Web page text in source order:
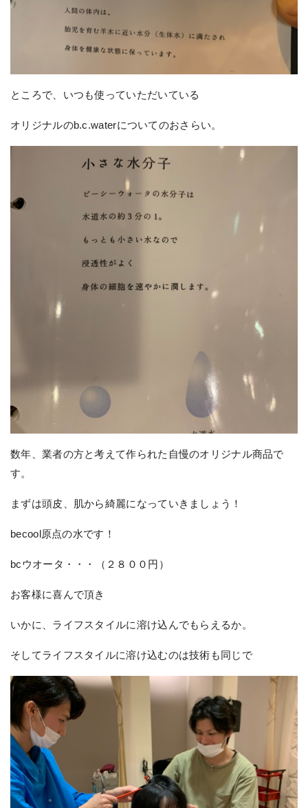
ところで、いつも使っていただいている
オリジナルのb.c.waterについてのおさらい。
数年、業者の方と考えて作られた自慢のオリジナル商品で
す。
まずは頭皮、肌から綺麗になっていきましょう！
becool原点の水です！
bcウオータ・・・（２８００円）
お客様に喜んで頂き
いかに、ライフスタイルに溶け込んでもらえるか。
そしてライフスタイルに溶け込むのは技術も同じで